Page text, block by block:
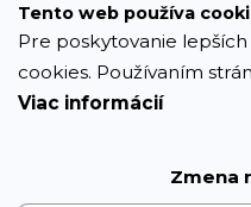
Prejsť
obsahu
Tento web používa
Pre poskytovanie
cookies. Používaním
Viac informácií
Zmena